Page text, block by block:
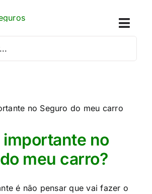
importante no
meu carro?
é não pensar que vai fazer o